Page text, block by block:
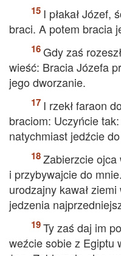
I płakał Józef,
braci. A potem bracia
Gdy zaś
wieść: Bracia Józefa
jego dworzanie.
I rzekł faraon
braciom: Uczyńcie
natychmiast jedźcie
Zabierzcie
i przybywajcie do
urodzajny kawał
jedzenia
Ty zaś daj im
weźcie sobie z Egiptu